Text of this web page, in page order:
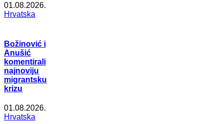
01.08.2026.
Hrvatska
Božinović i
Anušić
komentirali
najnoviju
migrantsku
krizu
01.08.2026.
Hrvatska